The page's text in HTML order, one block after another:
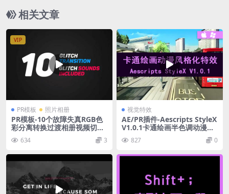
相关文章
VIP
PR模板 照片相册
PR模板-10个故障失真RGB色
彩分离转换过渡相册视频切换
634 3
视觉特效
AE/PR插件-Aescripts StyleX
V1.0.1卡通绘画半色调动漫风
827 0